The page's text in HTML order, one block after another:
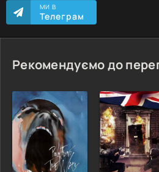
МИ В
Телеграм
Рекомендуємо до